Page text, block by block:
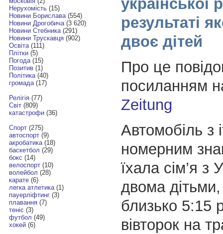
Нерухомість(15)
Новини Борислава(554)
Новини Дрогобича(3 620)
Новини Стебника(291)
Новини Трускавця(902)
Освіта(111)
Плітки(5)
Погода(15)
Позитив(1)
Політика(40)
громада(17)
Релігія(77)
Світ(809)
катастрофи(36)
Спорт(275)
автоспорт(9)
акробатика(18)
баскетбол (29)
бокс (14)
велоспорт(10)
волейбол (28)
карате(6)
легка атлетика(1)
пауерліфтинг(3)
плавання(7)
теніс (3)
футбол (49)
хокей(6)
української
результаті
двоє дітей
Про це
посиланням
Zeitung
Автомобіль з
номерним
їхала сім’я з
двома
близько 5:15
вівторок на